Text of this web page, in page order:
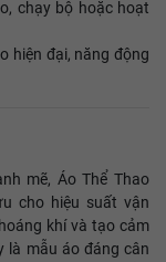
chạy bộ hoặc hoạt
hiện đại, năng động
mẽ, Áo Thể Thao
cho hiệu suất vận
khí và tạo cảm
là mẫu áo đáng cân